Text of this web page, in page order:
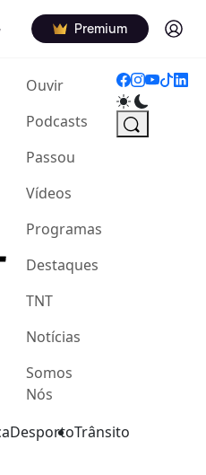
Premium Log in
Ouvir(current)
Podcasts
Passou
Vídeos
Programas
Destaques
TNT
Notícias
Somos
Nós
DesportoTrânsito